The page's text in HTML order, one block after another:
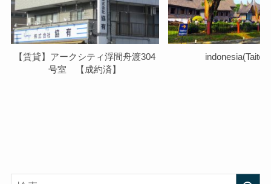
【賃貸】アークシティ浮間舟渡304
号室 【成約済】
indonesia(Taito-